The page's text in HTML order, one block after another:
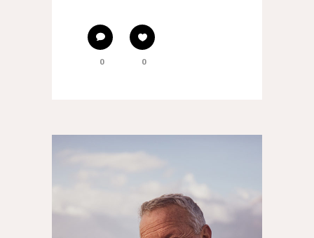
0 0